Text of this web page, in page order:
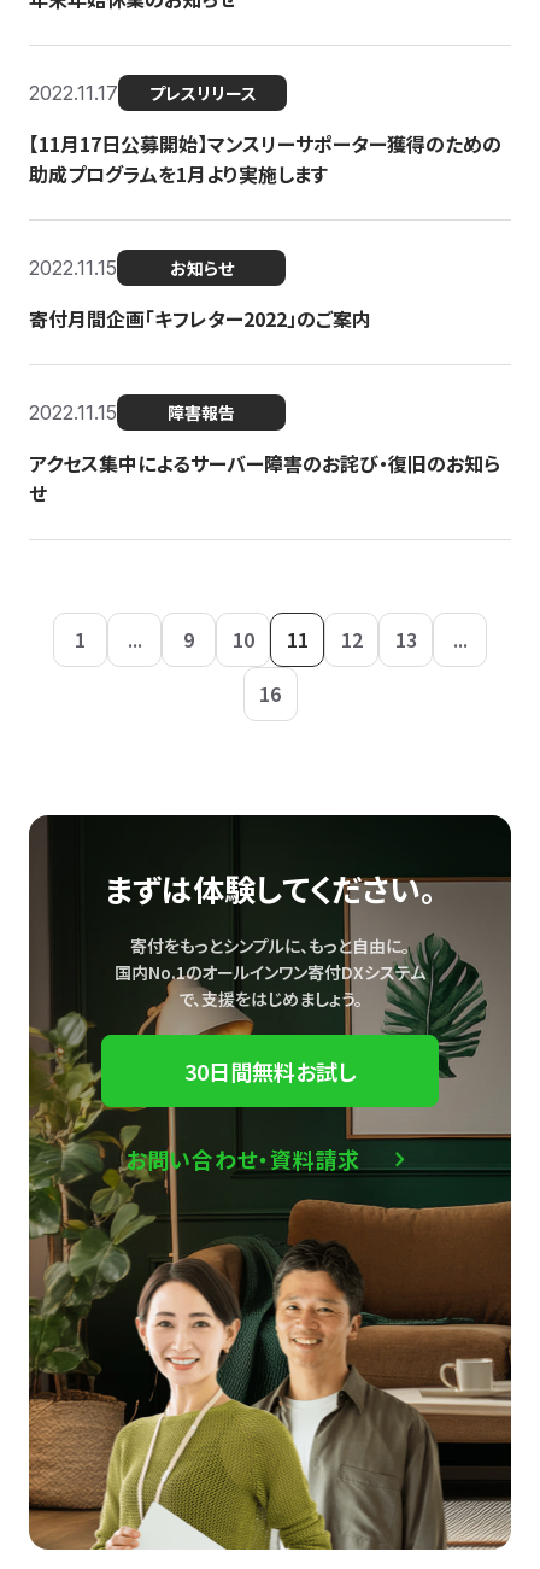
2022.11.17 プレスリリース
【11月17日公募開始】マンスリーサポーター獲得のための
助成プログラムを1月より実施します
2022.11.15 お知らせ
寄付月間企画「キフレター2022」のご案内
2022.11.15 障害報告
アクセス集中によるサーバー障害のお詫び・復旧のお知ら
せ
1 ... 9 10 11 12 13
...
16
まずは体験してください。
寄付をもっとシンプルに、もっと自由に。
国内No.1のオールインワン寄付DXシステム
で、支援をはじめましょう。
30日間無料お試し
お問い合わせ・資料請求